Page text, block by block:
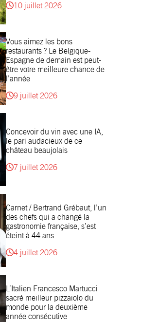
10 juillet 2026
Vous aimez les bons
restaurants ? Le Belgique-
Espagne de demain est peut-
être votre meilleure chance de
l’année
9 juillet 2026
Concevoir du vin avec une IA,
le pari audacieux de ce
château beaujolais
7 juillet 2026
Carnet / Bertrand Grébaut, l’un
des chefs qui a changé la
gastronomie française, s’est
éteint à 44 ans
4 juillet 2026
L’Italien Francesco Martucci
sacré meilleur pizzaiolo du
monde pour la deuxième
année consécutive